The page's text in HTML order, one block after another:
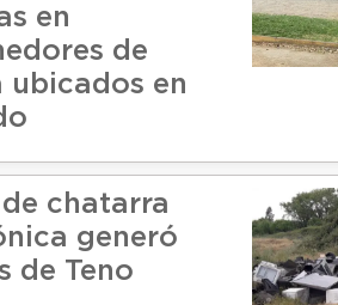
en
de
ubicados en
chatarra
generó
de Teno